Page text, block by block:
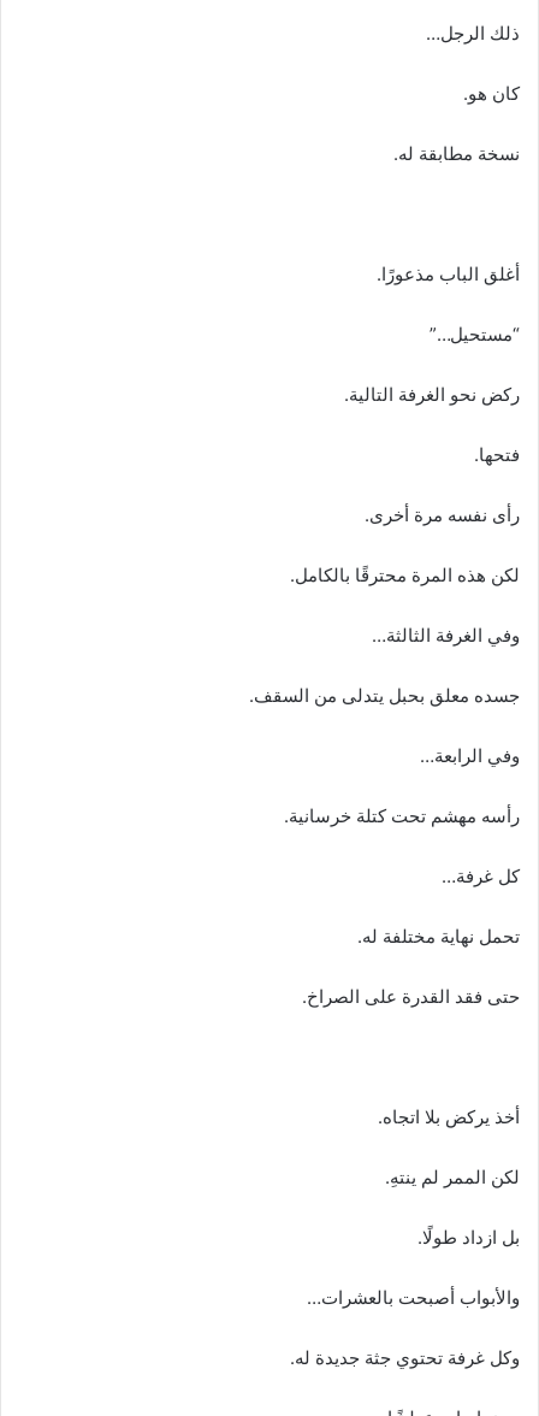
ذلك الرجل…
كان هو.
نسخة مطابقة له.
أغلق الباب مذعورًا.
“مستحيل…”
ركض نحو الغرفة التالية.
فتحها.
رأى نفسه مرة أخرى.
لكن هذه المرة محترقًا بالكامل.
وفي الغرفة الثالثة…
جسده معلق بحبل يتدلى من السقف.
وفي الرابعة…
رأسه مهشم تحت كتلة خرسانية.
كل غرفة…
تحمل نهاية مختلفة له.
حتى فقد القدرة على الصراخ.
أخذ يركض بلا اتجاه.
لكن الممر لم ينتهِ.
بل ازداد طولًا.
والأبواب أصبحت بالعشرات…
وكل غرفة تحتوي جثة جديدة له.